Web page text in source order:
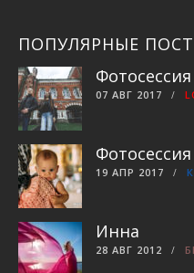
ПОПУЛЯРНЫЕ
07 АВГ 2017
19 АПР 2017
Инна
28 АВГ 2012